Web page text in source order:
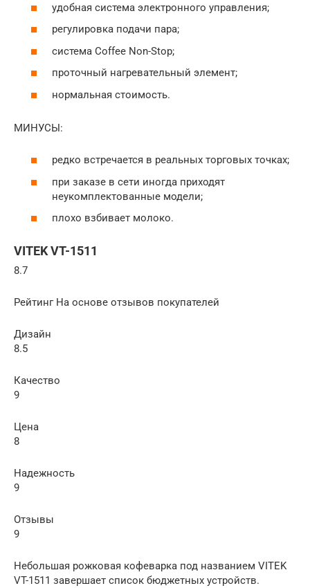
удобная система электронного управления;
регулировка подачи пара;
система Coffee Non-Stop;
проточный нагревательный элемент;
нормальная стоимость.
МИНУСЫ:
редко встречается в реальных торговых точках;
при заказе в сети иногда приходят
неукомплектованные модели;
плохо взбивает молоко.
VITEK VT-1511
8.7
Рейтинг На основе отзывов покупателей
Дизайн
8.5
Качество
9
Цена
8
Надежность
9
Отзывы
9
Небольшая рожковая кофеварка под названием VITEK
VT-1511 завершает список бюджетных устройств.